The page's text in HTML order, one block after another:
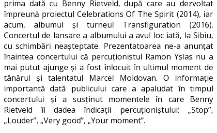
prima dată cu Benny Rietveld, după care au dezvoltat
împreună proiectul Celebrations Of The Spirit (2014), iar
acum, albumul și turneul Transfiguration (2016).
Concertul de lansare a albumului a avul loc iată, la Sibiu,
cu schimbări neașteptate. Prezentatoarea ne-a anunțat
înaintea concertului că percuționistul Ramon Yslas nu a
mai putut ajunge și a fost înlocuit în ultimul moment de
tânărul și talentatul Marcel Moldovan. O informație
importantă dată publicului care a apaludat în timpul
concertului și a susținut momentele în care Benny
Rietveld îi dadea îndicații percuționiștului: „Stop”,
„Louder”, „Very good”, „Your moment”.